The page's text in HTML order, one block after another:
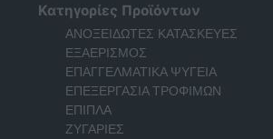
Κατηγορίες Προϊόντων
ΑΝΟΞΕΙΔΩΤΕΣ ΚΑΤΑΣΚΕΥΕΣ
ΕΞΑΕΡΙΣΜΟΣ
ΕΠΑΓΓΕΛΜΑΤΙΚΑ ΨΥΓΕΙΑ
ΕΠΕΞΕΡΓΑΣΙΑ ΤΡΟΦΙΜΩΝ
ΕΠΙΠΛΑ
ΖΥΓΑΡΙΕΣ